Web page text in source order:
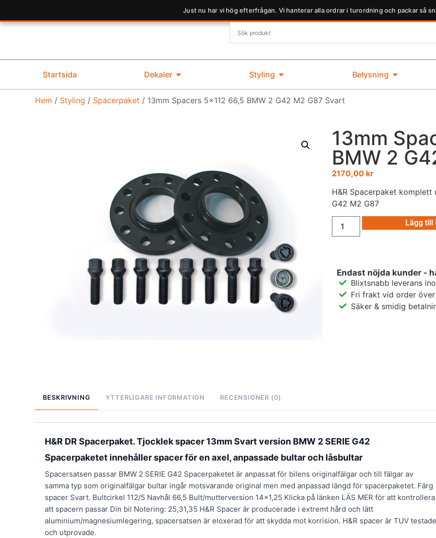
Just nu har vi hög efterfrågan. Vi hanterar alla ordrar i turordning och packar så
Startsida Dekaler Styling Belysning
Hem / Styling / Spacerpaket / 13mm Spacers 5×112 66,5 BMW 2 G42 M2 G87 Svart
13mm
BMW 2
2170,00 kr
H&R Spacerpaket komplett
G42 M2 G87
Lägg till
Endast nöjda kunder -
Blixtsnabb leverans
Fri frakt vid order
Säker & smidig
BESKRIVNING YTTERLIGARE INFORMATION RECENSIONER (0)
H&R DR Spacerpaket. Tjocklek spacer 13mm Svart version BMW 2 SERIE G42
Spacerpaketet innehåller spacer för en axel, anpassade bultar och låsbultar
Spacersatsen passar BMW 2 SERIE G42 Spacerpaketet är anpassat för bilens originalfälgar och till fälgar av
samma typ som originalfälgar bultar ingår motsvarande original men med anpassad längd för spacerpaketet. Färg
spacer Svart. Bultcirkel 112/5 Navhål 66,5 Bult/mutterversion 14×1,25 Klicka på länken LÄS MER för att kontrollera
att spacern passar Din bil Notering: 25,31,35 H&R Spacer är producerade i extremt hård och lätt
aluminium/magnesiumlegering, spacersatsen är eloxerad för att skydda mot korrision. H&R spacer är TUV testade
och utprovade.